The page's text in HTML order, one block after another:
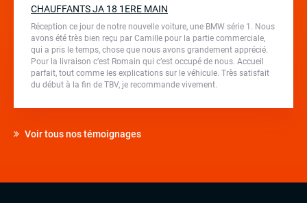
CHAUFFANTS JA 18 1ERE MAIN
Réception ce jour de notre nouvelle voiture, une BMW série 1. Nous
avons été très bien reçu par Camille pour la partie commerciale,
qui a pris le temps, chose que nous avons grandement apprécié.
Pour la livraison c’est Romain qui c’est occupé de nous. Accueil
parfait, tout comme les explications sur le véhicule. Très satisfait
du début à la fin de TBV, je recommande vivement.
Voir tous nos témoignages